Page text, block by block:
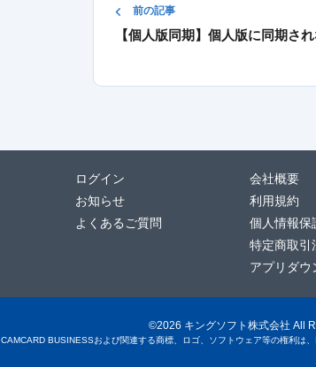
前の記事
【個人版同期】個人版に同期さ
ログイン
お知らせ
よくあるご質問
会社概要
利用規約
個人情報保
特定商取引
アプリダウ
©2026 キングソフト株式会社 All
CAMCARD BUSINESSおよび関連する商標、ロゴ、ソフトウェア等の権利は